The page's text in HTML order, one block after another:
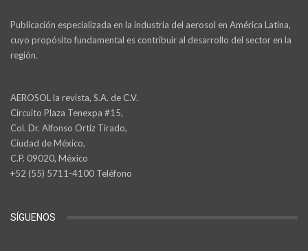
Publicación especializada en la industria del aerosol en América Latina,
cuyo propósito fundamental es contribuir al desarrollo del sector en la
región.
AEROSOL la revista, S.A. de C.V.
Circuito Plaza Tenexpa #15,
Col. Dr. Alfonso Ortiz Tirado,
Ciudad de México,
C.P. 09020, México
+52 (55) 5711-4100 Teléfono
SÍGUENOS